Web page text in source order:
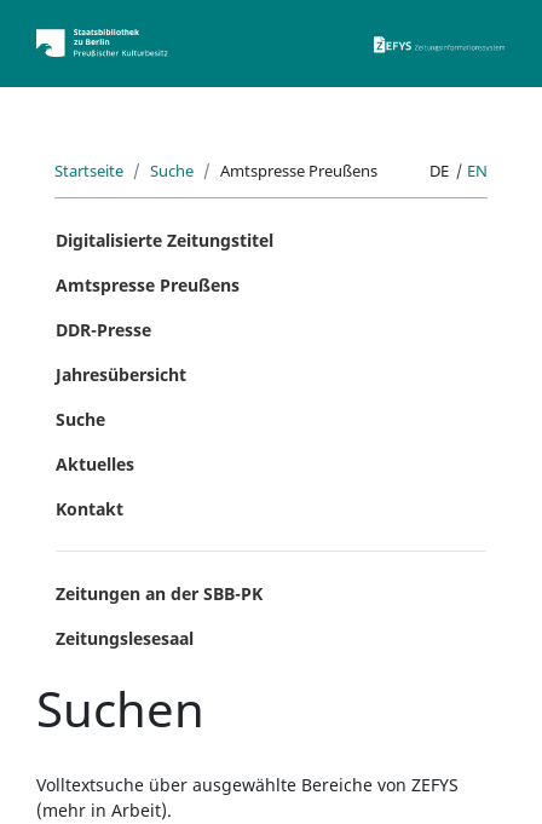
Startseite Suche Amtspresse Preußens DE | EN
Digitalisierte Zeitungstitel
Amtspresse Preußens
DDR-Presse
Jahresübersicht
Suche
Aktuelles
Kontakt
Zeitungen an der SBB-PK
Zeitungslesesaal
Suchen
Volltextsuche über ausgewählte Bereiche von ZEFYS
(mehr in Arbeit).